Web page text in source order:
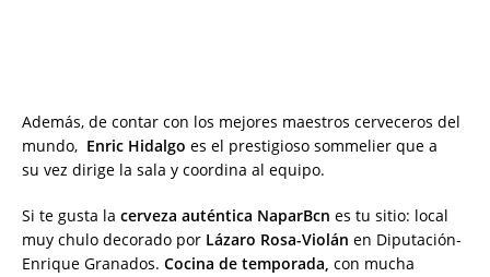
Además, de contar con los mejores maestros cerveceros del
mundo, Enric Hidalgo es el prestigioso sommelier que a
su vez dirige la sala y coordina al equipo.
Si te gusta la cerveza auténtica NaparBcn es tu sitio: local
muy chulo decorado por Lázaro Rosa-Violán en Diputación-
Enrique Granados. Cocina de temporada, con mucha